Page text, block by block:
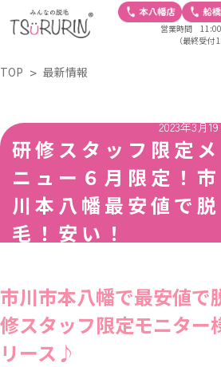
営業時間
（最終受付
TOP 最新情報
2023年3月
研修スタッフ限定メ
ニュー６月限定！市
川本八幡最安値で脱
毛！安い！
市川市本八幡で最安値で
修スタッフ限定モニター
リース♪